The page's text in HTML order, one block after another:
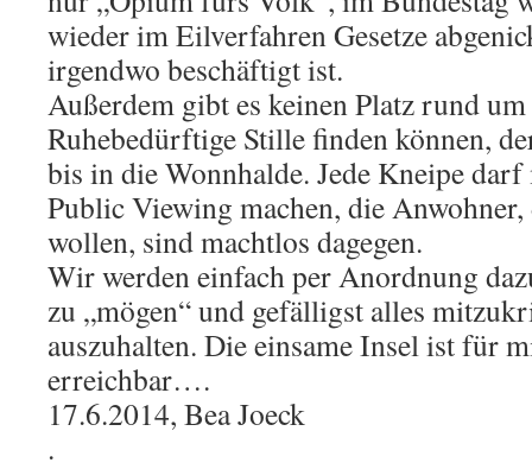
wieder im Eilverfahren Gesetze
irgendwo beschäftigt ist.
Außerdem gibt es keinen Platz rund
Ruhebedürftige Stille finden können,
bis in die Wonnhalde. Jede Kneipe
Public Viewing machen, die Anwohner,
wollen, sind machtlos dagegen.
Wir werden einfach per Anordnung
zu „mögen“ und gefälligst alles
auszuhalten. Die einsame Insel ist für
erreichbar….
17.6.2014, Bea Joeck
.